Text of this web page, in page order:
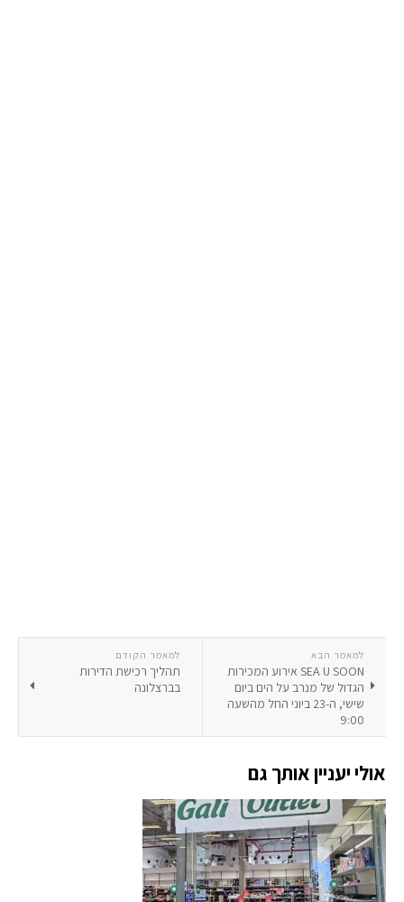
למאמר הקודם
תהליך רכישת הדירות
בברצלונה
למאמר הבא
SEA U SOON אירוע המכירות
הגדול של מנרב על הים ביום
שישי, ה-23 ביוני החל מהשעה
9:00
אולי יעניין אותך גם